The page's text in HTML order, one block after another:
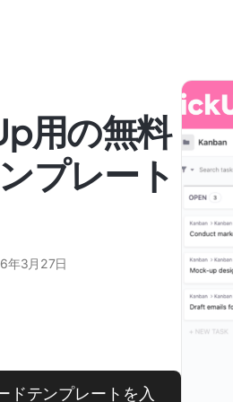
用の無料
プレート
年3月27日
ドテンプレートを入